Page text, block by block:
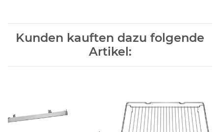
Kunden kauften dazu folgende
Artikel: